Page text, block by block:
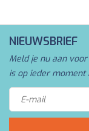
NIEUWSBRIEF
Meld je nu aan
is op ieder moment